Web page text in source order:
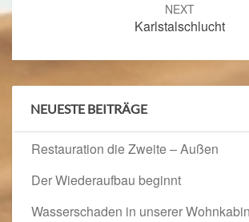
NEXT
Karlstalschlucht
NEUESTE BEITRÄGE
Restauration die Zweite – Außen
Der Wiederaufbau beginnt
Wasserschaden in unserer